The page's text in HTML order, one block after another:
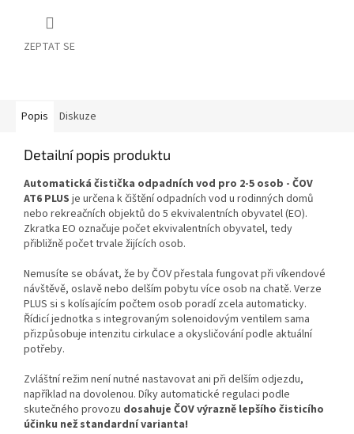
ZEPTAT SE
Popis Diskuze
Detailní popis produktu
Automatická čistička odpadních vod pro 2-5 osob - ČOV
AT6 PLUS je určena k čištění odpadních vod u rodinných domů
nebo rekreačních objektů do 5 ekvivalentních obyvatel (EO).
Zkratka EO označuje počet ekvivalentních obyvatel, tedy
přibližně počet trvale žijících osob.
Nemusíte se obávat, že by ČOV přestala fungovat při víkendové
návštěvě, oslavě nebo delším pobytu více osob na chatě. Verze
PLUS si s kolísajícím počtem osob poradí zcela automaticky.
Řídicí jednotka s integrovaným solenoidovým ventilem sama
přizpůsobuje intenzitu cirkulace a okysličování podle aktuální
potřeby.
Zvláštní režim není nutné nastavovat ani při delším odjezdu,
například na dovolenou. Díky automatické regulaci podle
skutečného provozu dosahuje ČOV výrazně lepšího čisticího
účinku než standardní varianta!